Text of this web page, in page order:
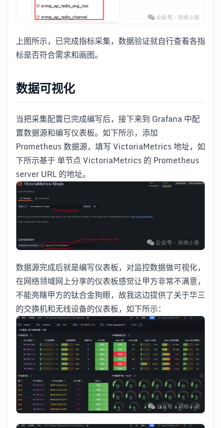
上图所示，已完成指标采集，数据验证就自行查看各指
标是否符合需求和画图。
数据可视化
当把采集配置已完成编写后，接下来到 Grafana 中配
置数据源和编写仪表板。如下所示，添加
Prometheus 数据源，填写 VictoriaMetrics 地址，如
下所示基于 单节点 VictoriaMetrics 的 Prometheus
server URL 的地址。
数据源完成后就是编写仪表板，对监控数据做可视化，
在网络领域网上分享的仪表板感觉让甲方非常不满意，
不能亮瞎甲方的钛合金狗眼，故我这边提供了关于华三
的交换机和无线设备的仪表板，如下所示：